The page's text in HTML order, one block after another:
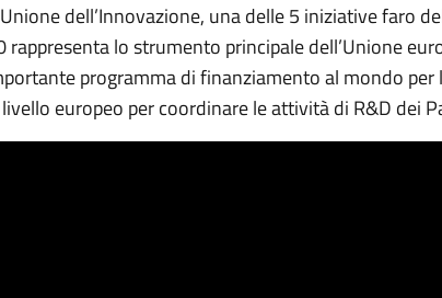
dell’Innovazione, una delle 5 iniziative faro
lo strumento principale dell’Unione
programma di finanziamento al mondo
europeo per coordinare le attività di R&D dei